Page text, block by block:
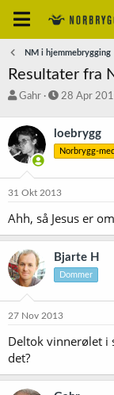
NM i hjemmebrygging
Resultater fra
T
å
d
s
a
r
e
r
Gahr
S
r
t
a
t
28 Apr
loebrygg
Norbrygg-
31 Okt 2013
Ahh, så Jesus er
Bjarte H
Dommer
27 Nov 2013
Deltok vinnerølet i
det?